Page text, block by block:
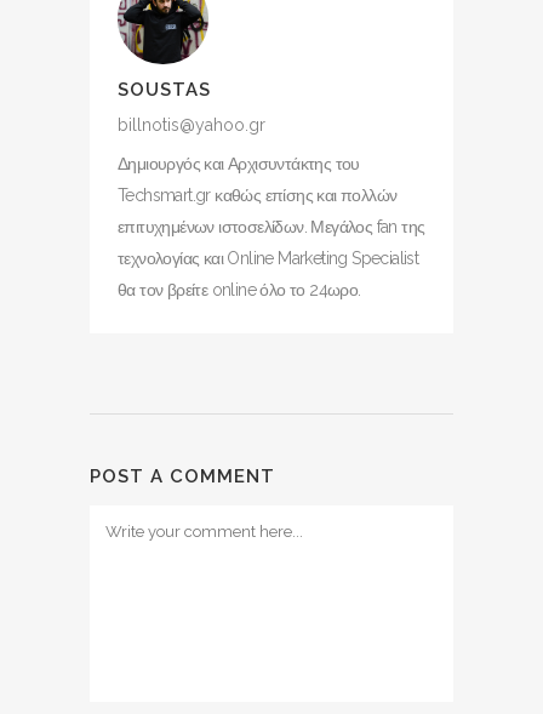
SOUSTAS
billnotis@yahoo.gr
Δημιουργός και Αρχισυντάκτης του
Techsmart.gr καθώς επίσης και πολλών
επιτυχημένων ιστοσελίδων. Μεγάλος fan της
τεχνολογίας και Online Marketing Specialist
θα τον βρείτε online όλο το 24ωρο.
POST A COMMENT